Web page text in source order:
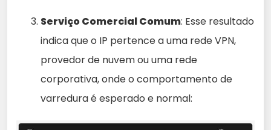
Serviço Comercial Comum: Esse resultado
indica que o IP pertence a uma rede VPN,
provedor de nuvem ou uma rede
corporativa, onde o comportamento de
varredura é esperado e normal: